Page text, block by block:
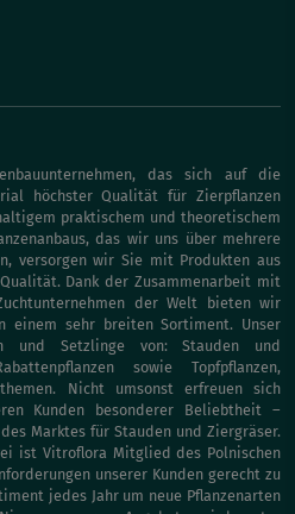
das sich auf die
höchster Qualität für Zierpflanzen
praktischem und theoretischem
das wir uns über mehrere
versorgen wir Sie mit Produkten aus
Dank der Zusammenarbeit mit
der Welt bieten wir
einem sehr breiten Sortiment. Unser
und Setzlinge von: Stauden und
sowie Topfpflanzen,
Nicht umsonst erfreuen sich
Kunden besonderer Beliebtheit –
Marktes für Stauden und Ziergräser.
ist Vitroflora Mitglied des Polnischen
unserer Kunden gerecht zu
jedes Jahr um neue Pflanzenarten